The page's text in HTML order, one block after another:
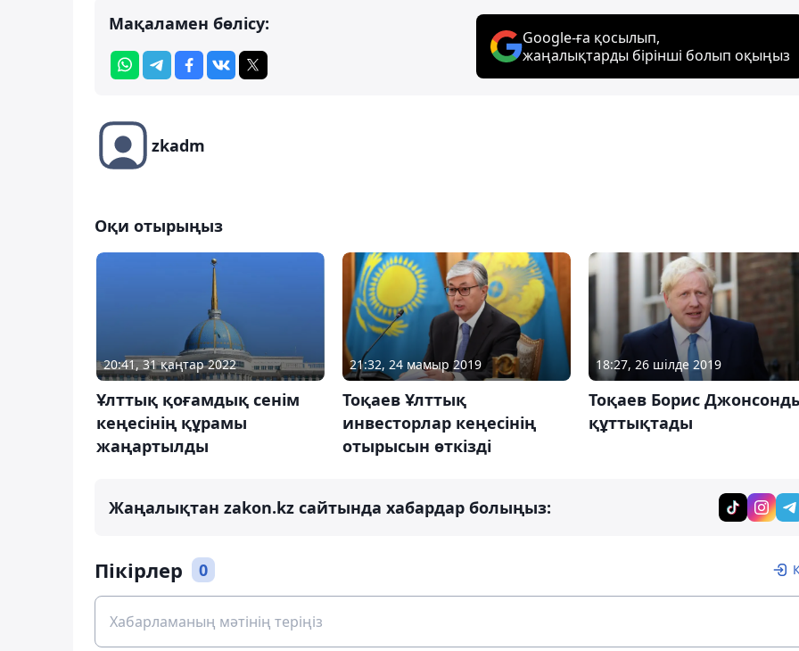
Мақаламен бөлісу:
Google-ға қосылып,
жаңалықтарды бірінші болып оқыңыз
zkadm
Оқи отырыңыз
20:41, 31 қаңтар 2022
Ұлттық қоғамдық сенім
кеңесінің құрамы
жаңартылды
21:32, 24 мамыр 2019
Тоқаев Ұлттық
инвесторлар кеңесінің
отырысын өткізді
18:27, 26 шілде 2019
Тоқаев Борис
құттықтады
Жаңалықтан zakon.kz сайтында хабардар болыңыз:
Пікірлер 0